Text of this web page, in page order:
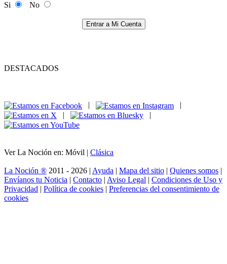
Si
No
Entrar a Mi Cuenta
DESTACADOS
|
|
Ver La Noción en: Móvil | Clásica
La Noción ® 2011 - 2026 | Ayuda | Mapa del sitio | Quienes somos |
Envíanos tu Noticia | Contacto | Aviso Legal | Condiciones de Uso y
Privacidad | Política de cookies | Preferencias del consentimiento de
cookies